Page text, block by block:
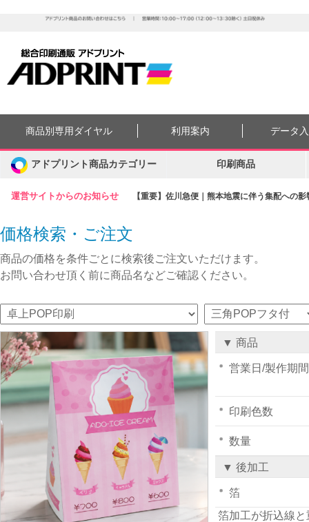
運営サイトからのお知らせ 【重要】佐川急便｜熊本地震に伴う集配への
商品別専用ダイヤル 利用案内 データ
アドプリント商品カテゴリー 印刷商品
価格検索・ご注文
商品の価格を条件ごとに検索後ご注文いただけます。
お問い合わせ頂く前に商品名などご確認ください。
▼ 商品
営業日/製作期間
印刷色数
数量
▼ 後加工
箔
箔加工が折込線